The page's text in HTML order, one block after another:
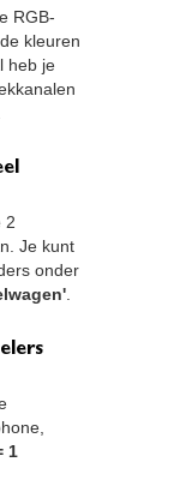
RGB-
kleuren
heb je
2
Je kunt
onder
1